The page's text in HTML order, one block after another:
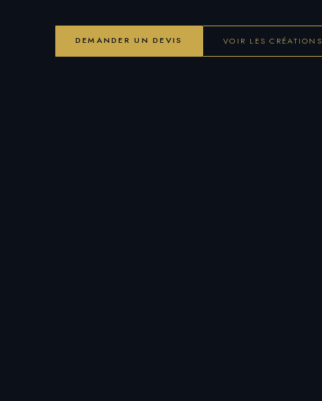
DEMANDER UN DEVIS VOIR LES CRÉATIONS